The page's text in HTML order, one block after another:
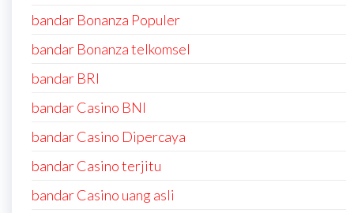
bandar Bonanza Populer
bandar Bonanza telkomsel
bandar BRI
bandar Casino BNI
bandar Casino Dipercaya
bandar Casino terjitu
bandar Casino uang asli